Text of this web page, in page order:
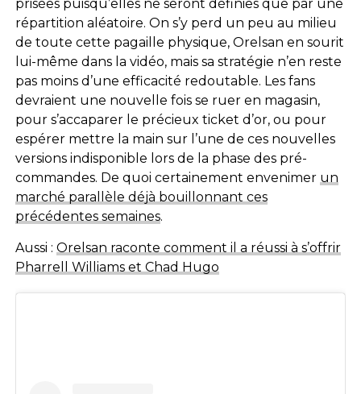
prisées puisqu’elles ne seront définies que par une
répartition aléatoire. On s’y perd un peu au milieu
de toute cette pagaille physique, Orelsan en sourit
lui-même dans la vidéo, mais sa stratégie n’en reste
pas moins d’une efficacité redoutable. Les fans
devraient une nouvelle fois se ruer en magasin,
pour s’accaparer le précieux ticket d’or, ou pour
espérer mettre la main sur l’une de ces nouvelles
versions indisponible lors de la phase des pré-
commandes. De quoi certainement envenimer un
marché parallèle déjà bouillonnant ces
précédentes semaines.
Aussi : Orelsan raconte comment il a réussi à s’offrir
Pharrell Williams et Chad Hugo